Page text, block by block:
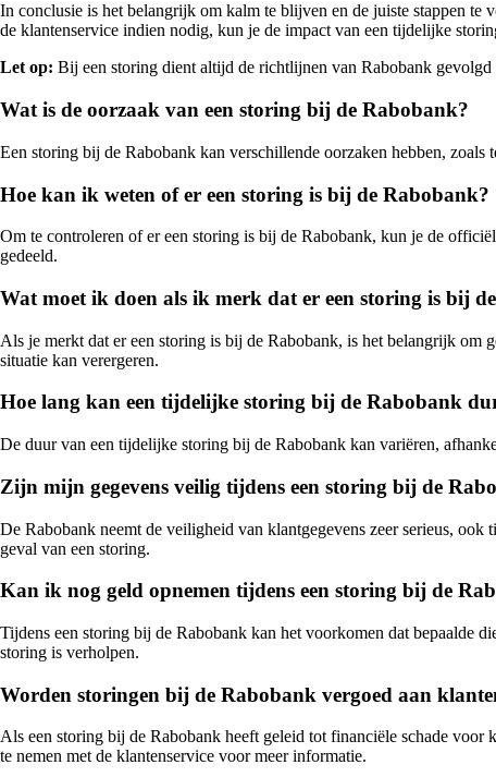
In conclusie is het belangrijk om kalm te blijven en de juiste stappen te
de klantenservice indien nodig, kun je de impact van een tijdelijke
Let op: Bij een storing dient altijd de richtlijnen van Rabobank
Wat is de oorzaak van een storing bij de Rabobank?
Een storing bij de Rabobank kan verschillende oorzaken hebben,
Hoe kan ik weten of er een storing is bij de Rabobank?
Om te controleren of er een storing is bij de Rabobank, kun je de
gedeeld.
Wat moet ik doen als ik merk dat er een storing is bij
Als je merkt dat er een storing is bij de Rabobank, is het belangrijk om
situatie kan verergeren.
Hoe lang kan een tijdelijke storing bij de Rabobank
De duur van een tijdelijke storing bij de Rabobank kan variëren,
Zijn mijn gegevens veilig tijdens een storing bij de
De Rabobank neemt de veiligheid van klantgegevens zeer serieus,
geval van een storing.
Kan ik nog geld opnemen tijdens een storing bij de
Tijdens een storing bij de Rabobank kan het voorkomen dat bepaalde
storing is verholpen.
Worden storingen bij de Rabobank vergoed aan
Als een storing bij de Rabobank heeft geleid tot financiële schade voor
te nemen met de klantenservice voor meer informatie.